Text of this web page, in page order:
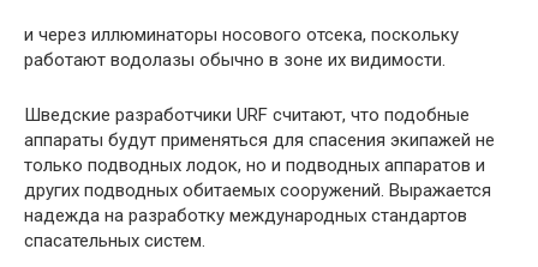
и через иллюминаторы носового отсека, поскольку
работают водолазы обычно в зоне их видимости.
Шведские разработчики URF считают, что подобные
аппараты будут применяться для спасения экипажей не
только подводных лодок, но и подводных аппаратов и
других подводных обитаемых сооружений. Выражается
надежда на разработку международных стандартов
спасательных систем.